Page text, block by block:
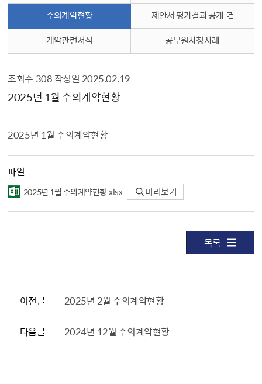
수의계약현황
제안서 평가결과 공개
계약관련서식
공무원사칭사례
조회수 308 작성일 2025.02.19
2025년 1월 수의계약현황
2025년 1월 수의계약현황
파일
2025년 1월 수의계약현황.xlsx 미리보기
목록
이전글 2025년 2월 수의계약현황
다음글 2024년 12월 수의계약현황